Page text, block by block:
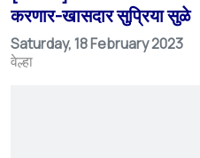
करणार-खासदार सुप्रिया सुळे
Saturday, 18 February 2023
वेल्हा